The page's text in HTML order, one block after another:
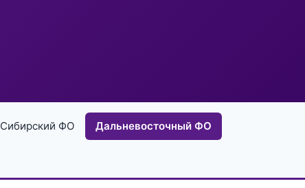
Сибирский ФО Дальневосточный ФО